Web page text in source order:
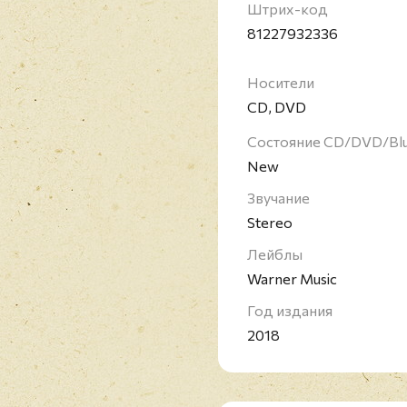
также входит 24-
фотографиями,
Американская рок-
инструментов.
том числе и
группа выпустила
сингла. Почти каждое
Штрих-код
81227932336
Носители
CD, DVD
Состояние CD/DVD/
New
Звучание
Stereo
Лейблы
Warner Music
Год издания
2018